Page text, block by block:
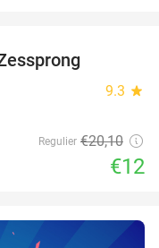
9.3 star
Regulier €20,10
€12